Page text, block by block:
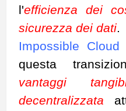
l'efficienza dei
sicurezza dei dati.
Impossible Cloud
questa
vantaggi
decentralizzata